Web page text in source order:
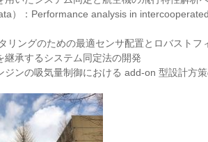
）：Performance analysis in
リングのための最適センサ配置とロバストフ
継承するシステム同定法の開発
ジンの吸気量制御における add-on 型設計方